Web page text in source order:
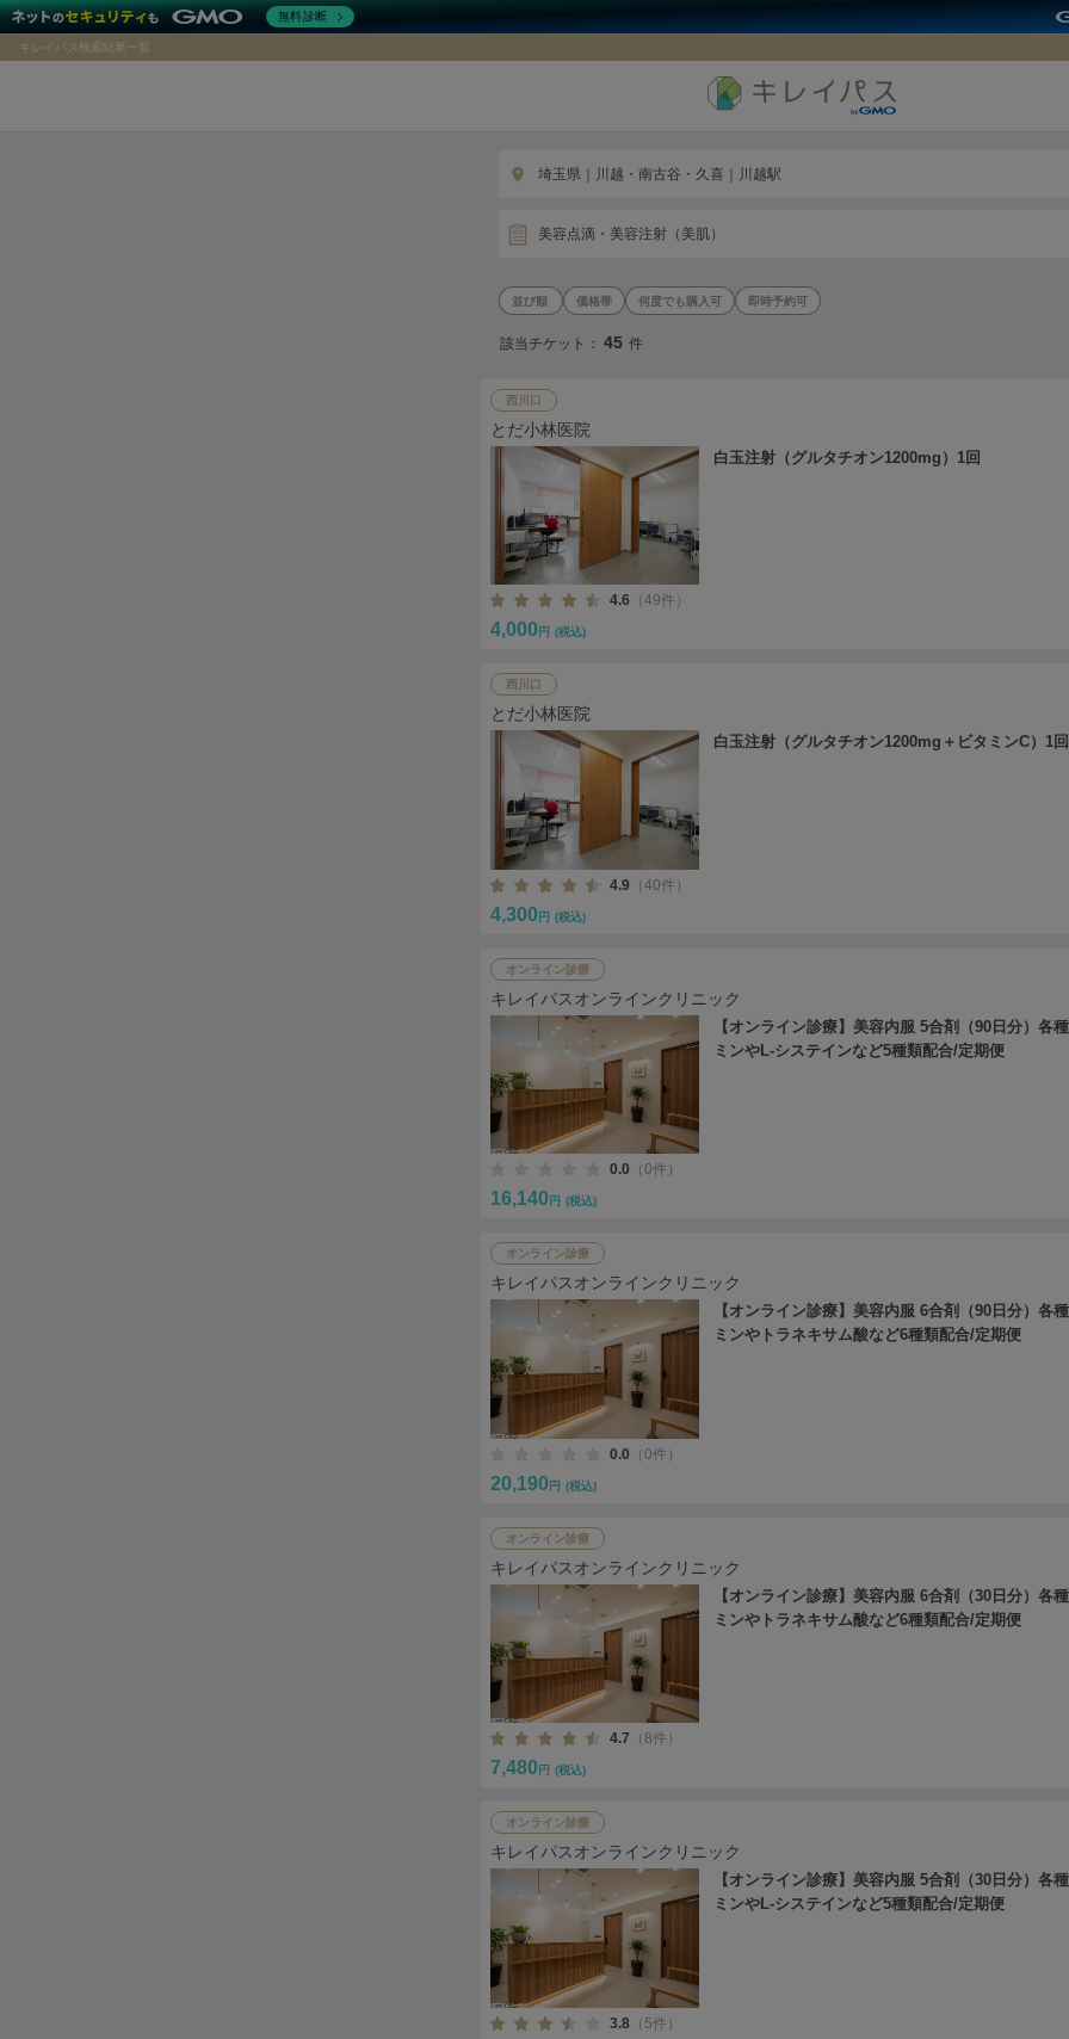
キレイパス検索結果一覧
埼玉県｜川越・南古谷・久喜｜川越駅
美容点滴・美容注射（美肌）
価格帯 何度でも購入可 即時予約可
該当チケット：45 件
西川口
とだ小林医院
白玉注射（グルタチオン1200mg）1回
4.6 （49件）
4,000 円 (税込)
西川口
とだ小林医院
白玉注射（グルタチオン1200mg＋ビタミンC）1回
4.9 （40件）
4,300 円 (税込)
オンライン診療
キレイパスオンラインクリニック
【オンライン診療】美容内服 5合剤（90日分）各
ミンやL-システインなど5種類配合/定期便
0.0 （0件）
16,140 円 (税込)
オンライン診療
キレイパスオンラインクリニック
【オンライン診療】美容内服 6合剤（90日分）各
ミンやトラネキサム酸など6種類配合/定期便
0.0 （0件）
20,190 円 (税込)
オンライン診療
キレイパスオンラインクリニック
【オンライン診療】美容内服 6合剤（30日分）各
ミンやトラネキサム酸など6種類配合/定期便
4.7 （8件）
7,480 円 (税込)
オンライン診療
キレイパスオンラインクリニック
【オンライン診療】美容内服 5合剤（30日分）各
ミンやL-システインなど5種類配合/定期便
3.8 （5件）
無料診断